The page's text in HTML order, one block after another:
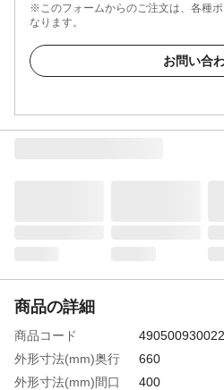
※このフォームからのご注文は、各種
なります。
お問い合
商品の詳細
商品コード
外形寸法(mm)奥行
660
外形寸法(mm)間口
400